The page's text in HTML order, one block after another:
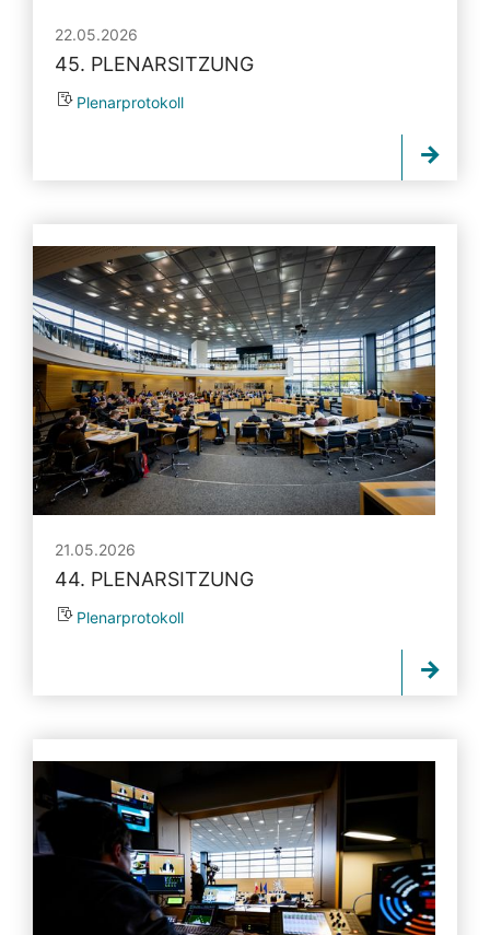
22.05.2026
45. PLENARSITZUNG
Plenarprotokoll
21.05.2026
44. PLENARSITZUNG
Plenarprotokoll